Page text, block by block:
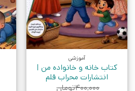
آموزشی
کتاب خانه‌ و خانواده‌‌ من |
انتشارات محراب قلم
۴۰۰,۰۰۰تومان